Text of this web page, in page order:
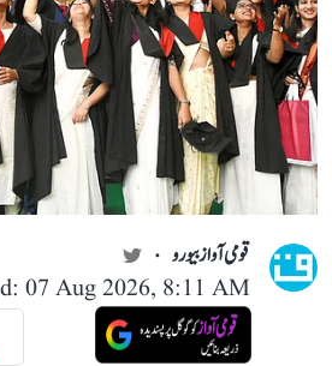
قومی آواز بیورو
07 Aug 2026, 8:11 AM